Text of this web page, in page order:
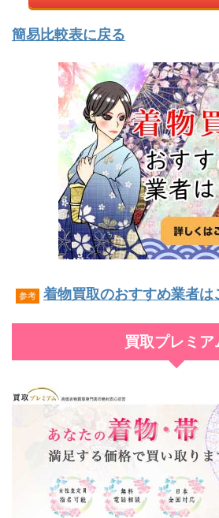
簡易比較表に戻る
参考 着物買取のおすすめ業者は
買取プレミア